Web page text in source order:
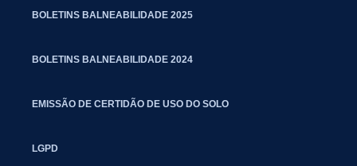
BOLETINS BALNEABILIDADE 2025
BOLETINS BALNEABILIDADE 2024
EMISSÃO DE CERTIDÃO DE USO DO SOLO
LGPD